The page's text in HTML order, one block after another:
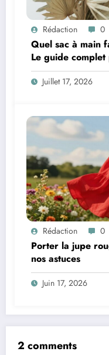
Rédaction 0
Quel sac à main
Le guide
praticité et
Juillet 17, 2026
Rédaction 0
Porter la jupe
nos astuces
Juin 17, 2026
2 comments